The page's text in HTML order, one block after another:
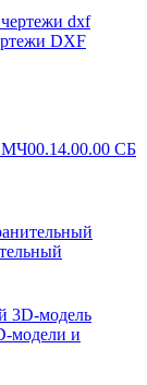
DXF
МЧ00.14.00.00 СБ
модели и